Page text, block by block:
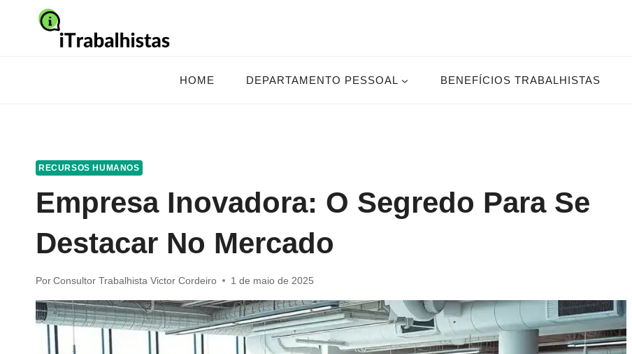
HOME DEPARTAMENTO PESSOAL BENEFÍCIOS TRABALHISTAS
RECURSOS HUMANOS
Empresa Inovadora: O Segredo Para Se
Destacar No Mercado
Por Consultor Trabalhista Victor Cordeiro 1 de maio de 2025